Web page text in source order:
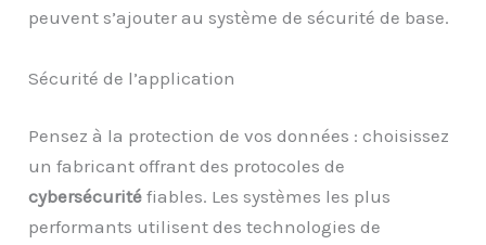
peuvent s’ajouter au système de sécurité de base.
Sécurité de l’application
Pensez à la protection de vos données : choisissez
un fabricant offrant des protocoles de
cybersécurité fiables. Les systèmes les plus
performants utilisent des technologies de